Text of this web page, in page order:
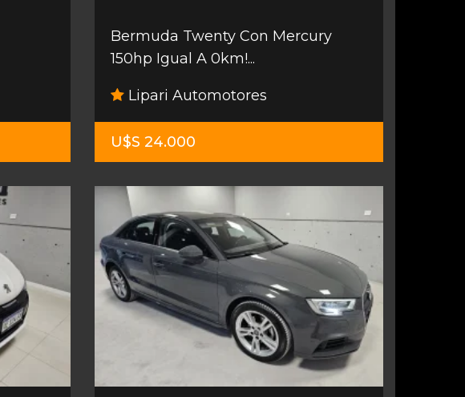
Bermuda Twenty Con Mercury
150hp Igual A 0km!...
Lipari Automotores
U$S 24.000